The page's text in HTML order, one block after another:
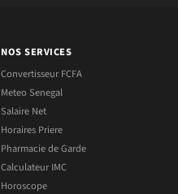
NOS SERVICES
Convertisseur FCFA
Meteo Senegal
Salaire Net
Horaires Priere
Pharmacie de Garde
Calculateur IMC
Horoscope